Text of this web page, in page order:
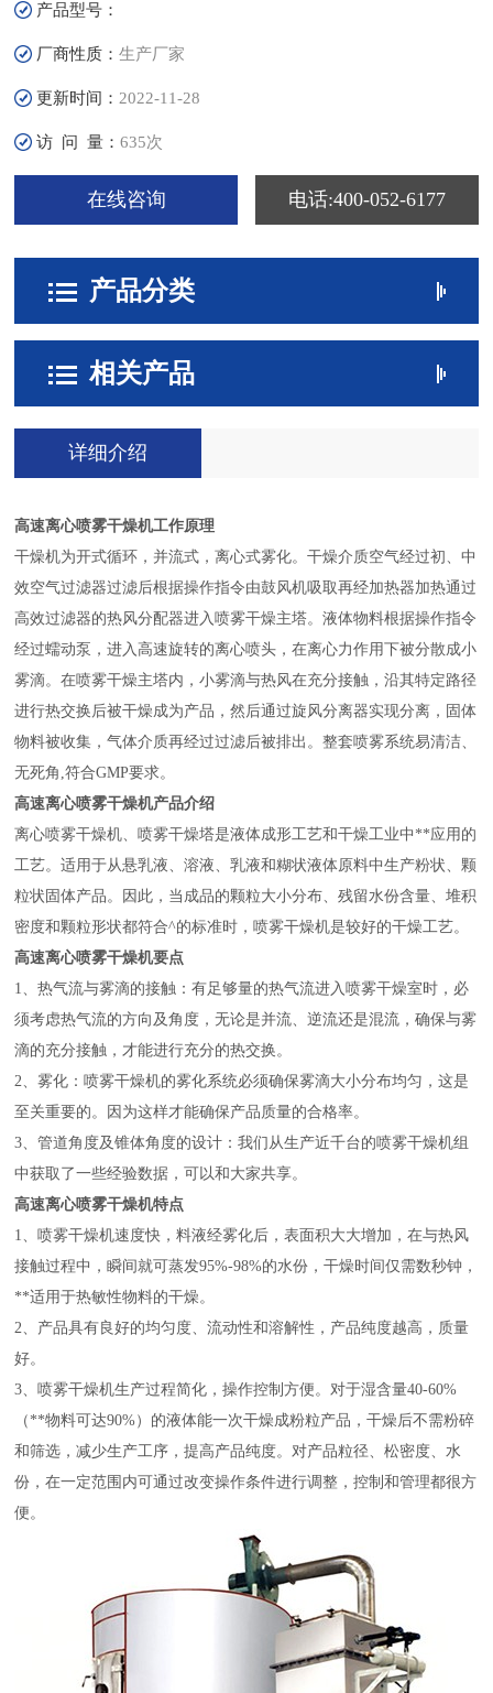
产品型号：
厂商性质：生产厂家
更新时间： 2022-11-28
访 问 量：635次
在线咨询 电话:400-052-6177
产品分类
相关产品
详细介绍
高速离心喷雾干燥机工作原理
干燥机为开式循环，并流式，离心式雾化。干燥介质空气经过初、中
效空气过滤器过滤后根据操作指令由鼓风机吸取再经加热器加热通过
高效过滤器的热风分配器进入喷雾干燥主塔。液体物料根据操作指令
经过蠕动泵，进入高速旋转的离心喷头，在离心力作用下被分散成小
雾滴。在喷雾干燥主塔内，小雾滴与热风在充分接触，沿其特定路径
进行热交换后被干燥成为产品，然后通过旋风分离器实现分离，固体
物料被收集，气体介质再经过过滤后被排出。整套喷雾系统易清洁、
无死角,符合GMP要求。
高速离心喷雾干燥机产品介绍
离心喷雾干燥机、喷雾干燥塔是液体成形工艺和干燥工业中**应用的
工艺。适用于从悬乳液、溶液、乳液和糊状液体原料中生产粉状、颗
粒状固体产品。因此，当成品的颗粒大小分布、残留水份含量、堆积
密度和颗粒形状都符合^的标准时，喷雾干燥机是较好的干燥工艺。
高速离心喷雾干燥机要点
1、热气流与雾滴的接触：有足够量的热气流进入喷雾干燥室时，必
须考虑热气流的方向及角度，无论是并流、逆流还是混流，确保与雾
滴的充分接触，才能进行充分的热交换。
2、雾化：喷雾干燥机的雾化系统必须确保雾滴大小分布均匀，这是
至关重要的。因为这样才能确保产品质量的合格率。
3、管道角度及锥体角度的设计：我们从生产近千台的喷雾干燥机组
中获取了一些经验数据，可以和大家共享。
高速离心喷雾干燥机特点
1、喷雾干燥机速度快，料液经雾化后，表面积大大增加，在与热风
接触过程中，瞬间就可蒸发95%-98%的水份，干燥时间仅需数秒钟，
**适用于热敏性物料的干燥。
2、产品具有良好的均匀度、流动性和溶解性，产品纯度越高，质量
好。
3、喷雾干燥机生产过程简化，操作控制方便。对于湿含量40-60%
（**物料可达90%）的液体能一次干燥成粉粒产品，干燥后不需粉碎
和筛选，减少生产工序，提高产品纯度。对产品粒径、松密度、水
份，在一定范围内可通过改变操作条件进行调整，控制和管理都很方
便。